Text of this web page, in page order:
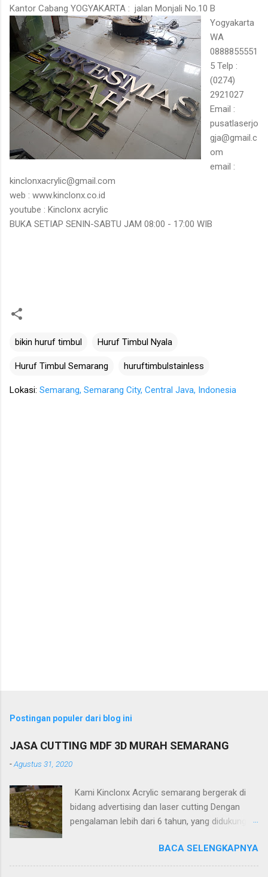
Kantor Cabang YOGYAKARTA : jalan Monjali No.10 B
Yogyakarta
WA
0888855551
5 Telp :
(0274)
2921027
Email :
pusatlaserjo
gja@gmail.c
om
email :
kinclonxacrylic@gmail.com
web : www.kinclonx.co.id
youtube : Kinclonx acrylic
BUKA SETIAP SENIN-SABTU JAM 08:00 - 17:00 WIB
bikin huruf timbul Huruf Timbul Nyala
Huruf Timbul Semarang huruftimbulstainless
Lokasi: Semarang, Semarang City, Central Java, Indonesia
Postingan populer dari blog ini
JASA CUTTING MDF 3D MURAH SEMARANG
-Agustus 31, 2020
Kami Kinclonx Acrylic semarang bergerak di
bidang advertising dan laser cutting Dengan
pengalaman lebih dari 6 tahun, yang didukung
menghasilkan produk yang berkualitas
tinggi.Untuk harga yang kami tawakan sangat
BACA SELENGKAPNYA